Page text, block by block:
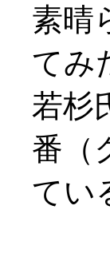
素晴
てみ
若杉
番（
てい